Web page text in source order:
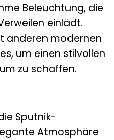
Beleuchtung, die
einlädt.
anderen modernen
um einen stilvollen
zu schaffen.
Sputnik-
Atmosphäre